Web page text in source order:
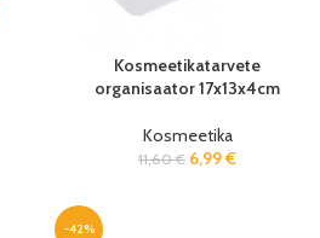
Kosmeetikatarvete
organisaator 17x13x4cm
Kosmeetika
11,60€ 6,99€
-42%